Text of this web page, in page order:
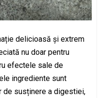
delicioasă și extrem
nu doar pentru
efectele sale de
ingrediente sunt
de susținere a digestiei,